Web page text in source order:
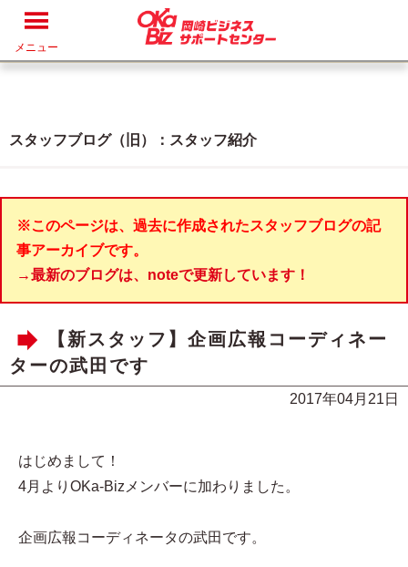
メニュー
スタッフブログ（旧）：スタッフ紹介
※このページは、過去に作成されたスタッフブログの記
事アーカイブです。
→最新のブログは、noteで更新しています！
【新スタッフ】企画広報コーディネー
ターの武田です
2017年04月21日
はじめまして！
4月よりOKa-Bizメンバーに加わりました。
企画広報コーディネータの武田です。